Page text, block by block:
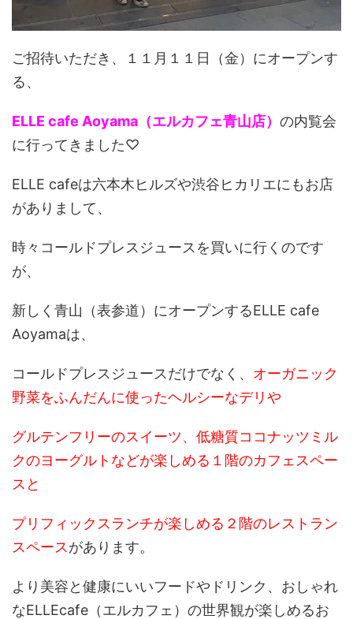
ご招待いただき、１１月１１日（金）にオープンす
る、
ELLE cafe Aoyama（エルカフェ青山店） の内覧会
に行ってきました♡
ELLE cafeは六本木ヒルズや渋谷ヒカリエにもお店
がありまして、
時々コールドプレスジュースを買いに行くのです
が、
新しく青山（表参道）にオープンするELLE cafe
Aoyamaは、
コールドプレスジュースだけでなく、 オーガニック
野菜をふんだんに使ったヘルシーなデリや
グルテンフリーのスイーツ、低糖質ココナッツミル
クのヨーグルトなどが楽しめる１階のカフェスペー
スと
プリフィックスランチが楽しめる２階のレストラン
スペースがあります。
より美容と健康にいいフードやドリンク、おしゃれ
なELLEcafe（エルカフェ）の世界観が楽しめるお